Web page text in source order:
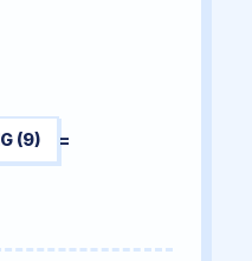
(9) =